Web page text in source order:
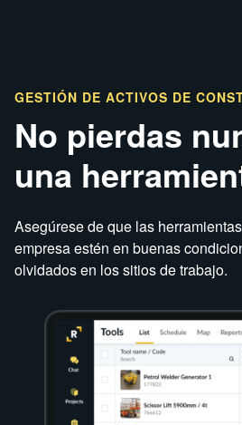
GESTIÓN DE ACTIVOS DE
No pierdas
una
Asegúrese de que las
empresa estén en buenas
olvidados en los sitios de trabajo.